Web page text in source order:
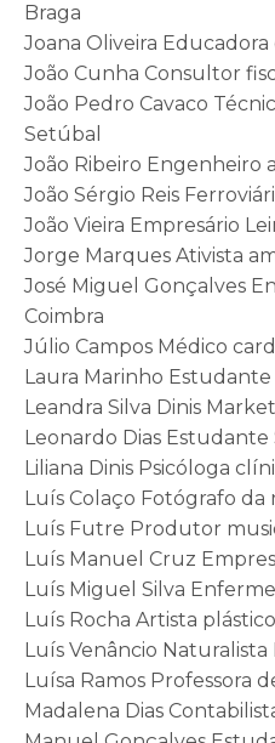
Braga
Joana Oliveira
João Cunha Consultor
João Pedro Cavaco
Setúbal
João Ribeiro Engenheiro
João Sérgio Reis
João Vieira Empresário
Jorge Marques Ativista
José Miguel Gonçalves
Coimbra
Júlio Campos Médico
Laura Marinho Estudante
Leandra Silva Dinis
Leonardo Dias Estudante
Liliana Dinis Psicóloga
Luís Colaço Fotógrafo da
Luís Futre Produtor
Luís Manuel Cruz
Luís Miguel Silva
Luís Rocha Artista
Luís Venâncio
Luísa Ramos Professora
Madalena Dias